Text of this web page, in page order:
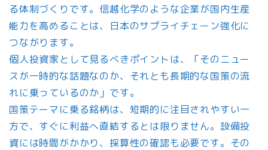
る体制づくりです。信越化学のような企業が国内生産
能力を高めることは、日本のサプライチェーン強化に
つながります。
個人投資家として見るべきポイントは、「そのニュー
スが一時的な話題なのか、それとも長期的な国策の流
れに乗っているのか」です。
国策テーマに乗る銘柄は、短期的に注目されやすい一
方で、すぐに利益へ直結するとは限りません。設備投
資には時間がかかり、採算性の確認も必要です。その